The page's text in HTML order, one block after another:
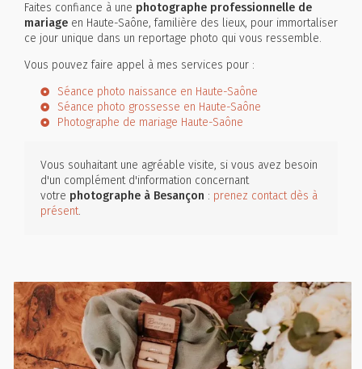
Faites confiance à une photographe professionnelle de
mariage en Haute-Saône, familière des lieux, pour immortaliser
ce jour unique dans un reportage photo qui vous ressemble.
Vous pouvez faire appel à mes services pour :
Séance photo naissance en Haute-Saône
Séance photo grossesse en Haute-Saône
Photographe de mariage Haute-Saône
Vous souhaitant une agréable visite, si vous avez besoin
d'un complément d'information concernant
votre photographe à Besançon : prenez contact dès à
présent.